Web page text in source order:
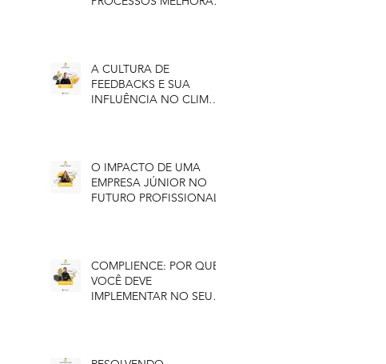
A CULTURA DE
FEEDBACKS E SUA
INFLUÊNCIA NO CLIMA
O IMPACTO DE UMA
EMPRESA JÚNIOR NO
FUTURO PROFISSIONAL
COMPLIENCE: POR QUE
VOCÊ DEVE
IMPLEMENTAR NO SEU